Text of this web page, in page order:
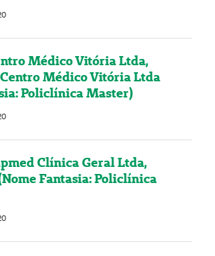
Médico Vitória Ltda,
Médico Vitória Ltda
Policlínica Master)
Clínica Geral Ltda,
Fantasia: Policlínica